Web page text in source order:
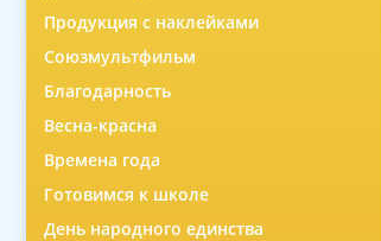
Продукция с наклейками
Союзмультфильм
Благодарность
Весна-красна
Времена года
Готовимся к школе
День народного единства